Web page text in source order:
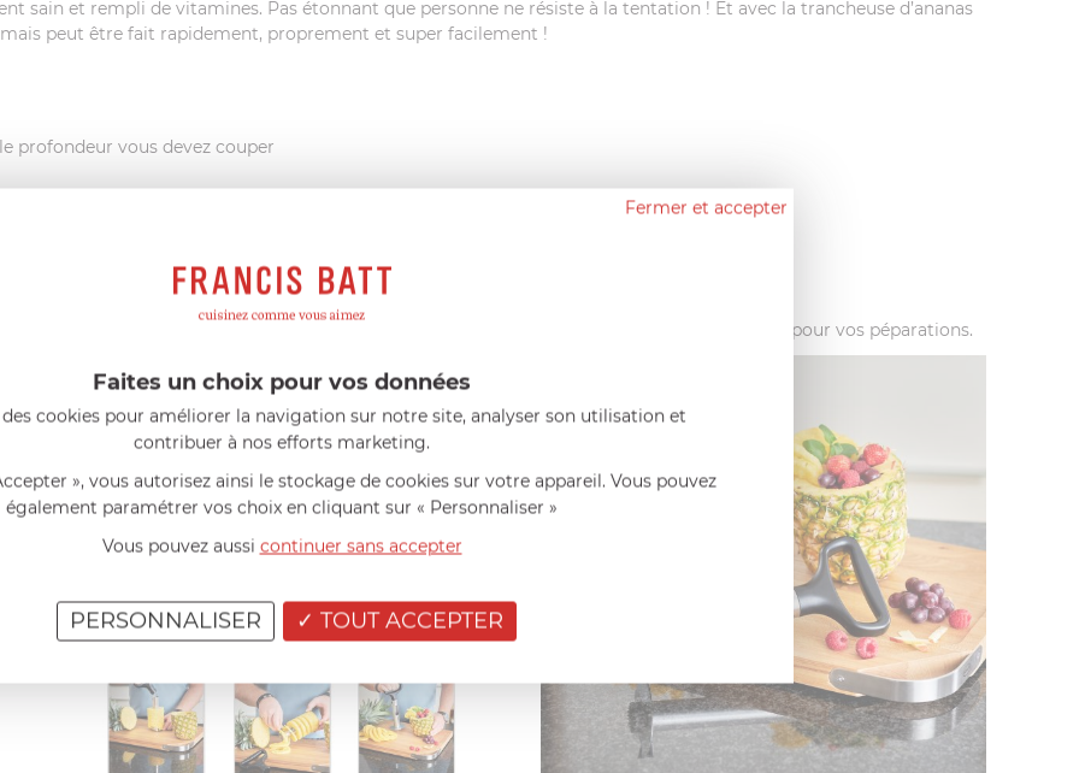
sain et rempli de vitamines. Pas étonnant que personne ne résiste à la tentation ! Et avec la trancheuse d’ananas
peut être fait rapidement, proprement et super facilement !
profondeur vous devez couper
n’avez pas à manger l’ananas entier tout à la fois.
préparée ! Le délicieux jus de fruit reste dans l’ananas et peut être bu ou utilisé pour vos péparations.
Fermer et accepter
Faites un choix pour vos données
cookies pour améliorer la navigation sur notre site, analyser son utilisation et
contribuer à nos efforts marketing.
», vous autorisez ainsi le stockage de cookies sur votre appareil. Vous pouvez
également paramétrer vos choix en cliquant sur « Personnaliser »
Vous pouvez aussi continuer sans accepter
TOUT ACCEPTER
PERSONNALISER